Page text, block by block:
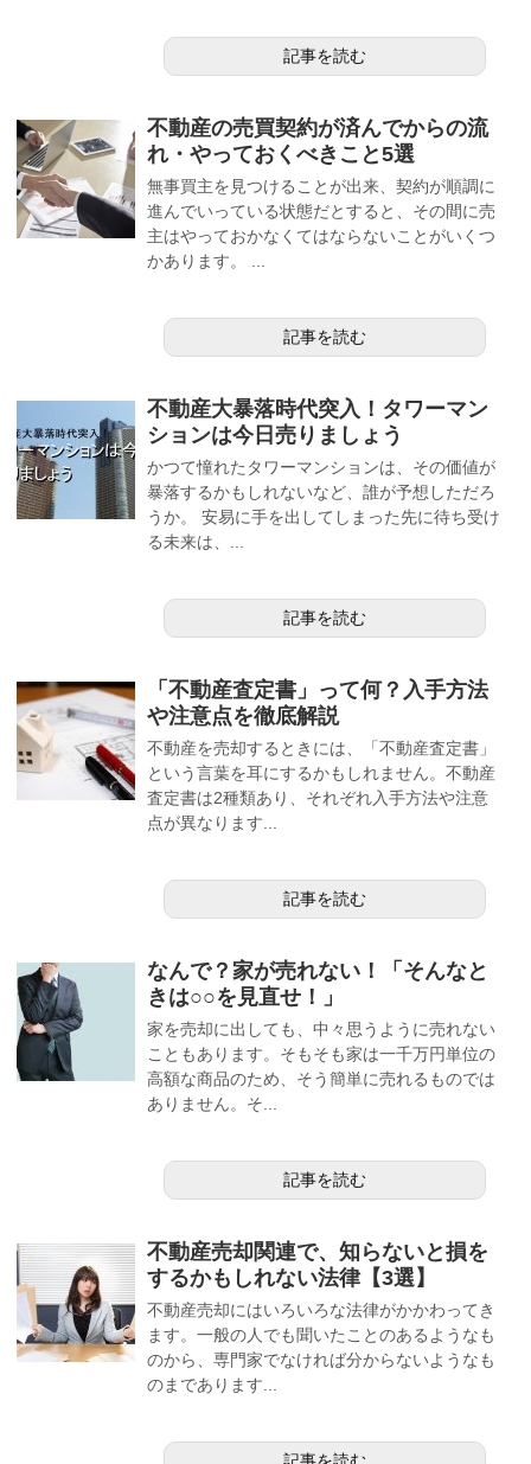
記事を読む
不動産の売買契約が済んでからの流
れ・やっておくべきこと5選
無事買主を見つけることが出来、契約が順調に
進んでいっている状態だとすると、その間に売
主はやっておかなくてはならないことがいくつ
かあります。 ...
記事を読む
不動産大暴落時代突入！タワーマン
ションは今日売りましょう
かつて憧れたタワーマンションは、その価値が
暴落するかもしれないなど、誰が予想しただろ
うか。 安易に手を出してしまった先に待ち受け
る未来は、...
記事を読む
「不動産査定書」って何？入手方法
や注意点を徹底解説
不動産を売却するときには、「不動産査定書」
という言葉を耳にするかもしれません。不動産
査定書は2種類あり、それぞれ入手方法や注意
点が異なります...
記事を読む
なんで？家が売れない！「そんなと
きは○○を見直せ！」
家を売却に出しても、中々思うように売れない
こともあります。そもそも家は一千万円単位の
高額な商品のため、そう簡単に売れるものでは
ありません。そ...
記事を読む
不動産売却関連で、知らないと損を
するかもしれない法律【3選】
不動産売却にはいろいろな法律がかかわってき
ます。一般の人でも聞いたことのあるようなも
のから、専門家でなければ分からないようなも
のまであります...